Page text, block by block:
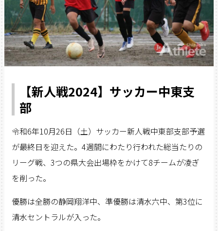
【新人戦2024】サッカー中東支
部
令和6年10月26日（土）サッカー新人戦中東部支部予選
が最終日を迎えた。4週間にわたり行われた総当たりの
リーグ戦、3つの県大会出場枠をかけて8チームが凌ぎ
を削った。
優勝は全勝の静岡翔洋中、準優勝は清水六中、第3位に
清水セントラルが入った。